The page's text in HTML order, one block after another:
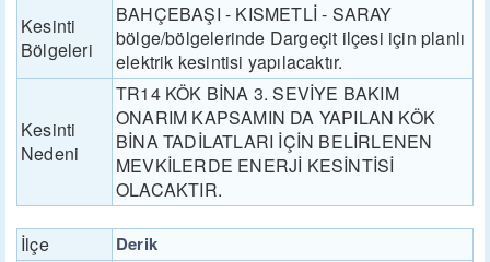
Kesinti
Bölgeleri
BAHÇEBAŞI - KISMETLİ - SARAY
bölge/bölgelerinde Dargeçit ilçesi için planlı
elektrik kesintisi yapılacaktır.
Kesinti
Nedeni
TR14 KÖK BİNA 3. SEVİYE BAKIM
ONARIM KAPSAMIN DA YAPILAN KÖK
BİNA TADİLATLARI İÇİN BELİRLENEN
MEVKİLERDE ENERJİ KESİNTİSİ
OLACAKTIR.
İlçe Derik